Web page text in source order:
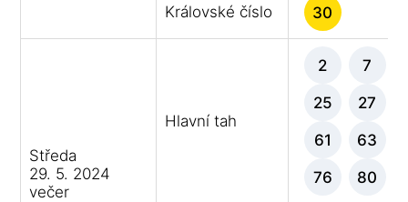
Královské číslo 30
Středa
29. 5. 2024
večer
Hlavní tah
2 7
25 27
61 63
76 80